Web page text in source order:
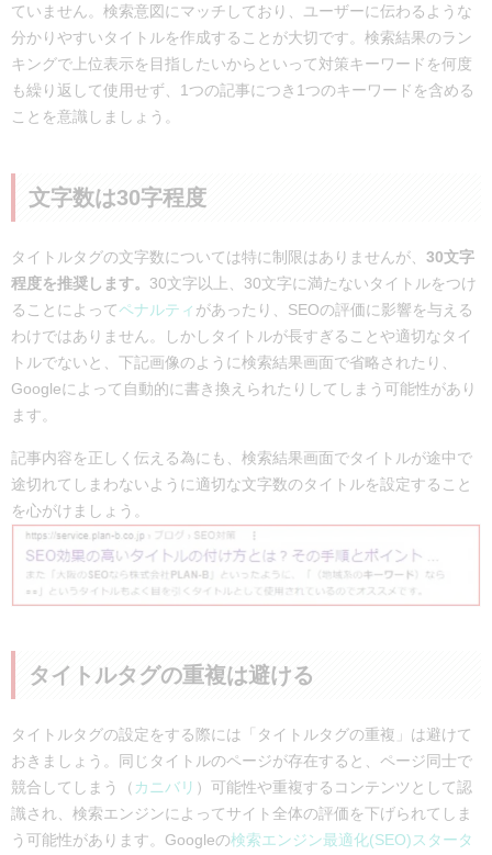
ていません。検索意図にマッチしており、ユーザーに伝わるような
分かりやすいタイトルを作成することが大切です。検索結果のラン
キングで上位表示を目指したいからといって対策キーワードを何度
も繰り返して使用せず、1つの記事につき1つのキーワードを含める
ことを意識しましょう。
文字数は30字程度
タイトルタグの文字数については特に制限はありませんが、 30文字
程度を推奨します。 30文字以上、30文字に満たないタイトルをつけ
ることによってペナルティ があったり、SEOの評価に影響を与える
わけではありません。しかしタイトルが長すぎることや適切なタイ
トルでないと、下記画像のように検索結果画面で省略されたり、
Googleによって自動的に書き換えられたりしてしまう可能性があり
ます。
記事内容を正しく伝える為にも、検索結果画面でタイトルが途中で
途切れてしまわないように適切な文字数のタイトルを設定すること
を心がけましょう。
タイトルタグの重複は避ける
タイトルタグの設定をする際には「タイトルタグの重複」は避けて
おきましょう。同じタイトルのページが存在すると、ページ同士で
競合してしまう（ カニバリ ）可能性や重複するコンテンツとして認
識され、検索エンジンによってサイト全体の評価を下げられてしま
う可能性があります。Googleの検索エンジン最適化(SEO)スタータ